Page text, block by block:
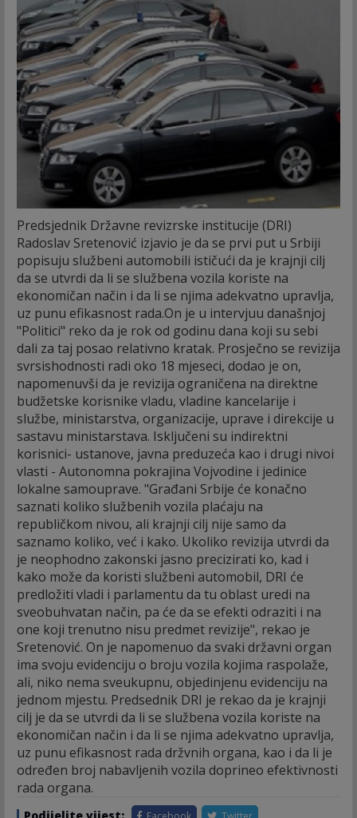
Predsjednik Državne revizrske institucije (DRI)
Radoslav Sretenović izjavio je da se prvi put u Srbiji
popisuju službeni automobili ističući da je krajnji cilj
da se utvrdi da li se službena vozila koriste na
ekonomičan način i da li se njima adekvatno upravlja,
uz punu efikasnost rada.On je u intervjuu današnjoj
"Politici" reko da je rok od godinu dana koji su sebi
dali za taj posao relativno kratak. Prosječno se revizija
svrsishodnosti radi oko 18 mjeseci, dodao je on,
napomenuvši da je revizija ograničena na direktne
budžetske korisnike vladu, vladine kancelarije i
službe, ministarstva, organizacije, uprave i direkcije u
sastavu ministarstava. Isključeni su indirektni
korisnici- ustanove, javna preduzeća kao i drugi nivoi
vlasti - Autonomna pokrajina Vojvodine i jedinice
lokalne samouprave. "Građani Srbije će konačno
saznati koliko službenih vozila plaćaju na
republičkom nivou, ali krajnji cilj nije samo da
saznamo koliko, već i kako. Ukoliko revizija utvrdi da
je neophodno zakonski jasno precizirati ko, kad i
kako može da koristi službeni automobil, DRI će
predložiti vladi i parlamentu da tu oblast uredi na
sveobuhvatan način, pa će da se efekti odraziti i na
one koji trenutno nisu predmet revizije", rekao je
Sretenović. On je napomenuo da svaki državni organ
ima svoju evidenciju o broju vozila kojima raspolaže,
ali, niko nema sveukupnu, objedinjenu evidenciju na
jednom mjestu. Predsednik DRI je rekao da je krajnji
cilj je da se utvrdi da li se službena vozila koriste na
ekonomičan način i da li se njima adekvatno upravlja,
uz punu efikasnost rada držvnih organa, kao i da li je
određen broj nabavljenih vozila doprineo efektivnosti
rada organa.
Podijelite vijest: